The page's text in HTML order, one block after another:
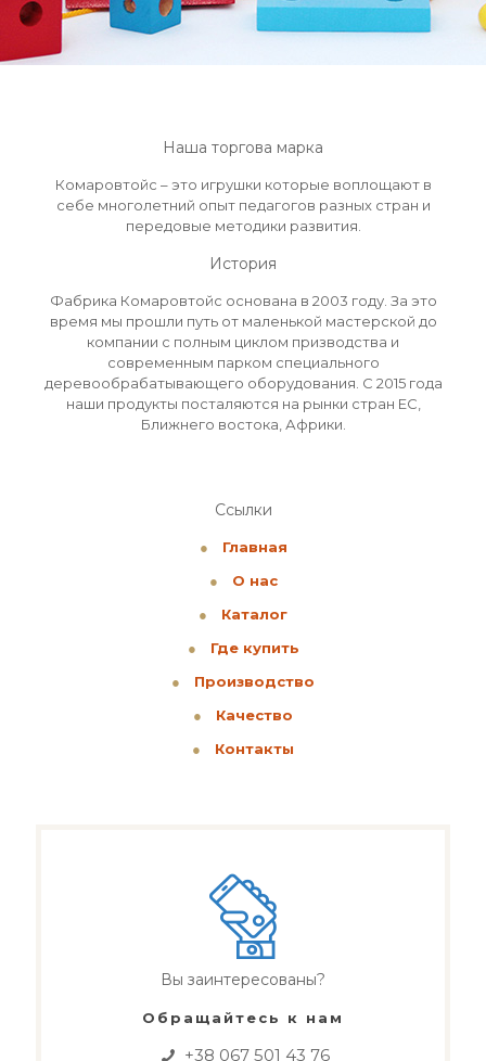
Наша торгова марка
Комаровтойс – это игрушки которые воплощают в
себе многолетний опыт педагогов разных стран и
передовые методики развития.
История
Фабрика Комаровтойс основана в 2003 году. За это
время мы прошли путь от маленькой мастерской до
компании с полным циклом призводства и
современным парком специального
деревообрабатывающего оборудования. С 2015 года
наши продукты посталяются на рынки стран ЕС,
Ближнего востока, Африки.
Ссылки
●
Главная
●
О нас
●
Каталог
●
Где купить
●
Производство
●
Качество
●
Контакты
Вы заинтересованы?
Обращайтесь к нам
+38 067 501 43 76